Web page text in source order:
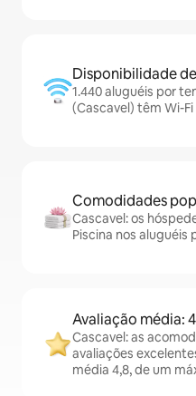
Disponibilidade
1.440 aluguéis por
(Cascavel) têm Wi-Fi
Comodidades
Cascavel: os
Piscina nos
Avaliação média:
Cascavel: as
avaliações
média 4,8, de um